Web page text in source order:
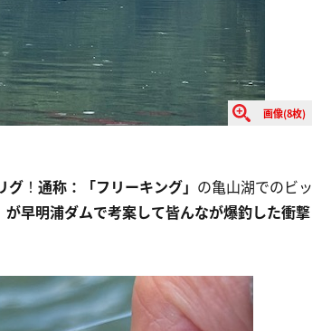
画像(8枚)
グ ！ 通称：「フリーキング」 の亀山湖でのビッ
早明浦ダムで考案して皆んなが爆釣した衝撃